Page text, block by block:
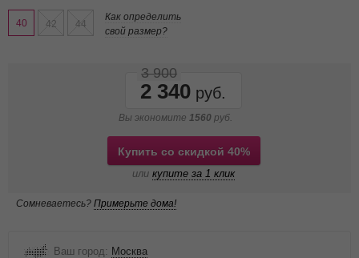
40 42 44
Как определить
свой размер?
2 340
3 900
Вы экономите 1560 руб.
Купить со скидкой 40%
или купите за 1 клик
Сомневаетесь? Примерьте дома!
Ваш город: Москва